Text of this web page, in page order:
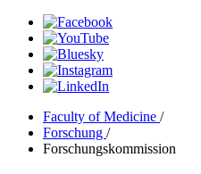
Faculty of Medicine /
Forschung /
Forschungskommission